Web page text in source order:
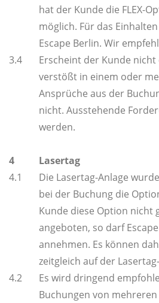
hat der Kunde die FLEX-
möglich. Für das
Escape Berlin. Wir
3.4
Erscheint der Kunde
verstößt in einem oder
Ansprüche aus der
nicht. Ausstehende
werden.
4
Lasertag
4.1
Die Lasertag-Anlage
bei der Buchung die
Kunde diese Option nicht
angeboten, so darf
annehmen. Es können
zeitgleich auf der
4.2
Es wird dringend
Buchungen von